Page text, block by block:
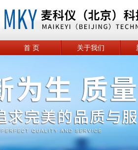
首 页 关于我们